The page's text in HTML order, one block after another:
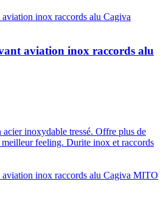
aviation inox raccords alu
inoxydable tressé. Offre plus de
feeling. Durite inox et raccords